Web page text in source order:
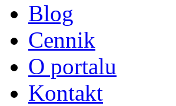
Blog
Cennik
O portalu
Kontakt